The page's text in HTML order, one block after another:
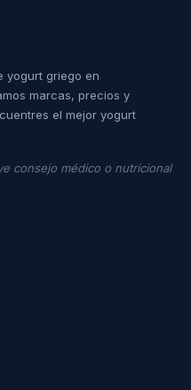
yogurt griego en
marcas, precios y
el mejor yogurt
consejo médico o nutricional